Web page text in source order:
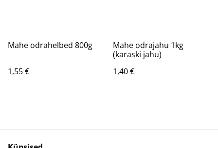
Mahe odrahelbed 800g
1,55 €
Mahe odrajahu 1kg
(karaski jahu)
1,40 €